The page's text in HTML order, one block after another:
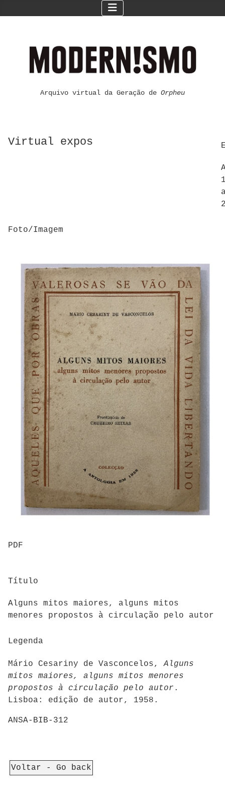
Arquivo virtual da Geração de Orpheu
Virtual expos
Foto/Imagem
PDF
Título
Alguns mitos maiores, alguns mitos
menores propostos à circulação pelo autor
Legenda
Mário Cesariny de Vasconcelos,Alguns
mitos maiores, alguns mitos menores
propostos à circulação pelo autor .
Lisboa: edição de autor, 1958.
ANSA-BIB-312
Voltar - Go back